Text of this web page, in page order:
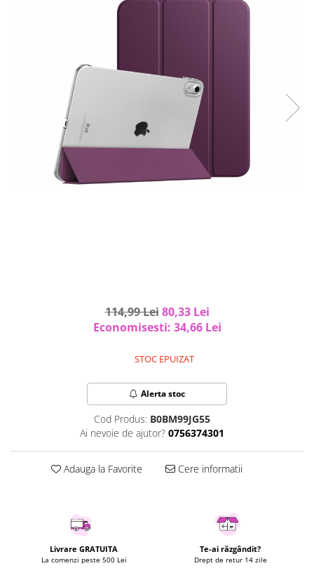
Curatenie si intretinere
Iluminat & Electrice
Kit-uri automatizari porti si usi
Mobila dormitor
Mobila gradina & terasa
Mobila Living & Dining
Laptop, Tablete & Telefoane
Accesorii tablete
Laptopuri si Accesorii
Telefoane Mobile & accesorii
Accesorii si piese masini spalat
Aparate Frigorifice
Aparate Racire Aer
114,99 Lei 80,33 Lei
Economisesti: 34,66 Lei
STOC EPUIZAT
Alerta stoc
Cod Produs: B0BM99JG55
Ai nevoie de ajutor? 0756374301
Adauga la Favorite Cere informatii
Livrare GRATUITA
La comenzi peste 500 Lei
Te-ai răzgândit?
Drept de retur 14 zile